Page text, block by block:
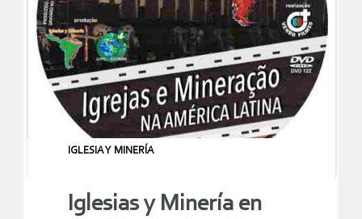
IGLESIA Y MINERÍA
Iglesias y Minería en